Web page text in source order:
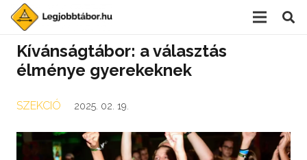
Kívánságtábor: a választás
élménye gyerekeknek
SZEKCIÓ 2025. 02. 19.